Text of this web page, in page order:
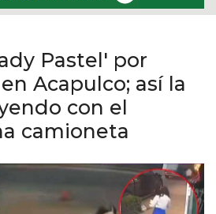
Pastel' por
Acapulco; así la
con el
camioneta